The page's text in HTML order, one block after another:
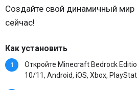
Создайте свой динамичный
сейчас!
Как установить
Откройте Minecraft Bedrock
10/11, Android, iOS, Xbox,